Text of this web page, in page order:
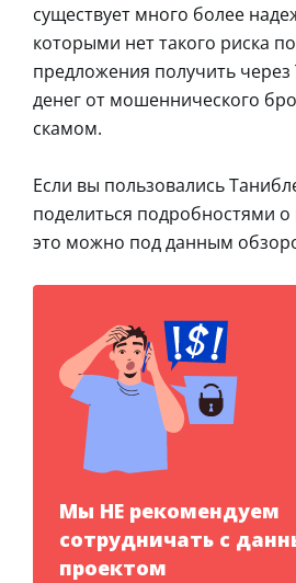
существует много более
которыми нет такого риска
предложения получить через
денег от мошеннического
скамом.
Если вы пользовались
поделиться подробностями о
это можно под данным
Мы НЕ рекомендуем
сотрудничать с
проектом